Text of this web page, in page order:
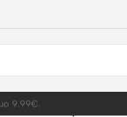
9.99€.
PLA Pure Apricot 3D